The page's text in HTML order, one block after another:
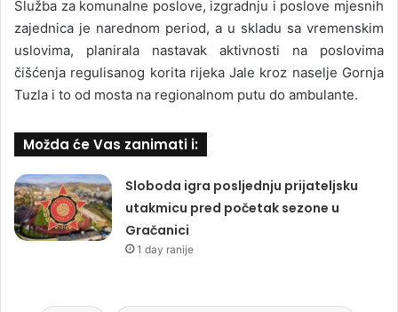
Služba za komunalne poslove, izgradnju i poslove mjesnih
zajednica je narednom period, a u skladu sa vremenskim
uslovima, planirala nastavak aktivnosti na poslovima
čišćenja regulisanog korita rijeka Jale kroz naselje Gornja
Tuzla i to od mosta na regionalnom putu do ambulante.
Možda će Vas zanimati i:
Sloboda igra posljednju prijateljsku
utakmicu pred početak sezone u
Gračanici
1 day ranije